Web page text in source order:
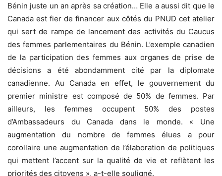
Bénin juste un an après sa création… Elle a aussi dit que le
Canada est fier de financer aux côtés du PNUD cet atelier
qui sert de rampe de lancement des activités du Caucus
des femmes parlementaires du Bénin. L’exemple canadien
de la participation des femmes aux organes de prise de
décisions a été abondamment cité par la diplomate
canadienne. Au Canada en effet, le gouvernement du
premier ministre est composé de 50% de femmes. Par
ailleurs, les femmes occupent 50% des postes
d’Ambassadeurs du Canada dans le monde. « Une
augmentation du nombre de femmes élues a pour
corollaire une augmentation de l’élaboration de politiques
qui mettent l’accent sur la qualité de vie et reflètent les
priorités des citoyens », a-t-elle souligné.